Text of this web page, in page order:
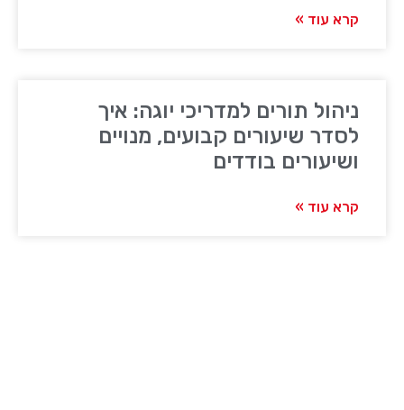
קרא עוד »
ניהול תורים למדריכי יוגה: איך
לסדר שיעורים קבועים, מנויים
ושיעורים בודדים
קרא עוד »